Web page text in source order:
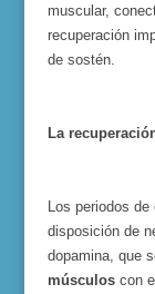
muscular,
recuperación
de sostén.
La
Los periodos
disposición de
dopamina, que
músculos con